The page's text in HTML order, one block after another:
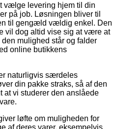
vælge levering hjem til din
på job. Løsningen bliver til
til gengæld vældig enkel. Den
vil dog altid vise sig at være at
mulighed står og falder
online butikkens
naturligvis særdeles
din pakke straks, så af den
at vi studerer den anslåede
løfte om muligheden for
af deres varer, eksempelvis